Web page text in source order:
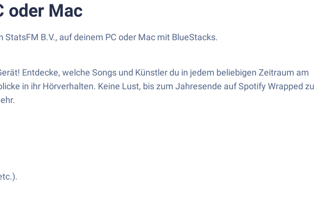
oder Mac
B.V., auf deinem PC oder Mac mit BlueStacks.
Entdecke, welche Songs und Künstler du in jedem beliebigen Zeitraum am
in ihr Hörverhalten. Keine Lust, bis zum Jahresende auf Spotify Wrapped zu